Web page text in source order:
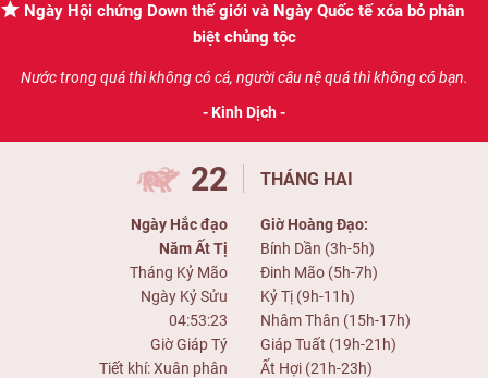
Ngày Hội chứng Down thế giới và Ngày Quốc tế xóa bỏ phân
biệt chủng tộc
Nước trong quá thì không có cá, người câu nệ quá thì không có bạn.
- Kinh Dịch -
22
Ngày Hắc đạo
Năm Ất Tị
Tháng Kỷ Mão
Ngày Kỷ Sửu
04:53:23
Giờ Giáp Tý
Tiết khí: Xuân phân
THÁNG HAI
Giờ Hoàng Đạo:
Bính Dần (3h-5h)
Đinh Mão (5h-7h)
Kỷ Tị (9h-11h)
Nhâm Thân (15h-17h)
Giáp Tuất (19h-21h)
Ất Hợi (21h-23h)